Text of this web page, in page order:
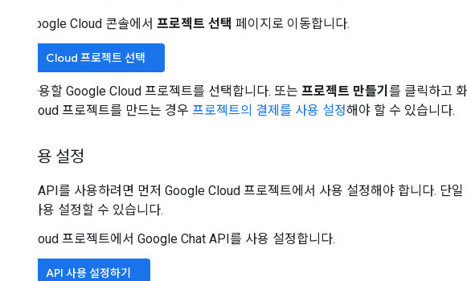
Google Cloud 콘솔에서 프로젝트 선택 페이지로 이동합니다.
Cloud 프로젝트 선택
사용할 Google Cloud 프로젝트를 선택합니다. 또는 프로젝트 만들기 를 클릭하고
Cloud 프로젝트를 만드는 경우 프로젝트의 결제를 사용 설정해야 할 수 있습니다.
API 사용 설정
Google API를 사용하려면 먼저 Google Cloud 프로젝트에서 사용 설정해야 합니다. 단
API를 사용 설정할 수 있습니다.
Cloud 프로젝트에서 Google Chat API를 사용 설정합니다.
API 사용 설정하기